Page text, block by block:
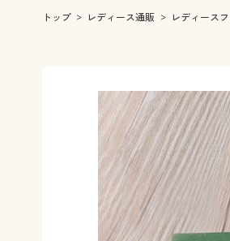
レディース通
女性下着
トップ レディース通販 レディース